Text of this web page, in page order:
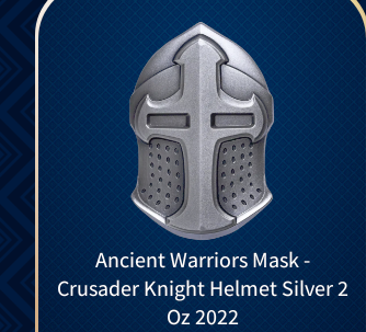
Ancient Warriors Mask -
Crusader Knight Helmet Silver 2
Oz 2022